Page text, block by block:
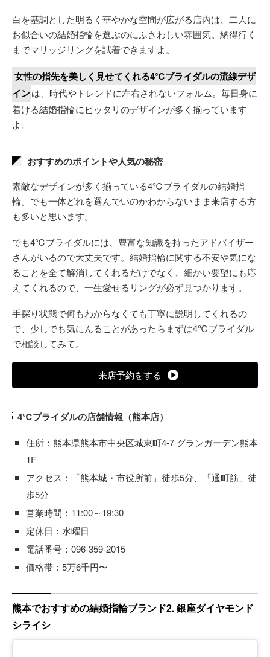
白を基調とした明るく華やかな空間が広がる店内は、二人に
お似合いの結婚指輪を選ぶのにふさわしい雰囲気。納得行く
までマリッジリングを試着できますよ。
女性の指先を美しく見せてくれる4℃ブライダルの流線デザ
インは、時代やトレンドに左右されないフォルム。毎日身に
着ける結婚指輪にピッタリのデザインが多く揃っています
よ。
おすすめのポイントや人気の秘密
素敵なデザインが多く揃っている4℃ブライダルの結婚指
輪。でも一体どれを選んでいのかわからないまま来店する方
も多いと思います。
でも4℃ブライダルには、豊富な知識を持ったアドバイザー
さんがいるので大丈夫です。結婚指輪に関する不安や気にな
ることを全て解消してくれるだけでなく、細かい要望にも応
えてくれるので、一生愛せるリングが必ず見つかります。
手探り状態で何もわからなくても丁寧に説明してくれるの
で、少しでも気にんることがあったらまずは4℃ブライダル
で相談してみて。
来店予約をする
4℃ブライダルの店舗情報（熊本店）
住所：熊本県熊本市中央区城東町4-7 グランガーデン熊本
1F
アクセス：「熊本城・市役所前」徒歩5分、「通町筋」徒
歩5分
営業時間：11:00～19:30
定休日：水曜日
電話番号：096-359-2015
価格帯：5万6千円〜
熊本でおすすめの結婚指輪ブランド2. 銀座ダイヤモンド
シライシ